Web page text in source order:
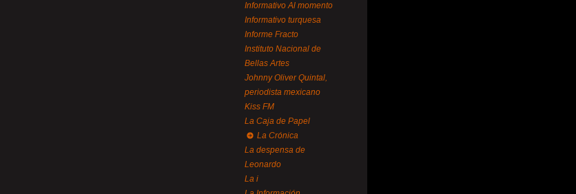
Informativo Al momento
Informativo turquesa
Informe Fracto
Instituto Nacional de
Bellas Artes
Johnny Oliver Quintal,
periodista mexicano
Kiss FM
La Caja de Papel
La Crónica
La despensa de
Leonardo
La i